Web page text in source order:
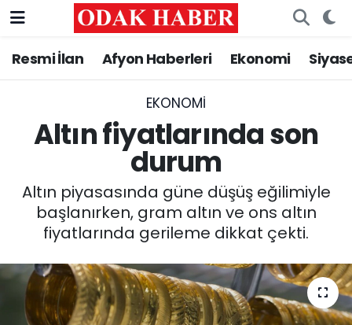
Resmi İlan Afyon Haberleri Ekonomi
EKONOMI
Altın fiyatlarında son
durum
Altın piyasasında güne düşüş eğilimiyle
başlanırken, gram altın ve ons altın
fiyatlarında gerileme dikkat çekti.
AFYONKARAHİSAR HABERLERİ
ASAYİŞ
SİYASET
EĞİTİM
MAGAZİN
Nöbetçi Eczaneler
Trafik Durumu
Tüm Manşetler
Son Dakika Haberleri
Haber Arşivi